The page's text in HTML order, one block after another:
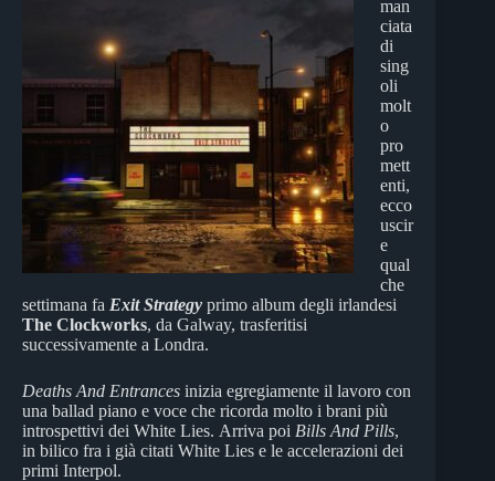
man
ciata
di
sing
oli
molt
o
pro
mett
enti,
ecco
uscir
e
qual
che
settimana fa Exit Strategy primo album degli irlandesi
The Clockworks, da Galway, trasferitisi
successivamente a Londra.
Deaths And Entrances inizia egregiamente il lavoro con
una ballad piano e voce che ricorda molto i brani più
introspettivi dei White Lies. Arriva poi Bills And Pills,
in bilico fra i già citati White Lies e le accelerazioni dei
primi Interpol.